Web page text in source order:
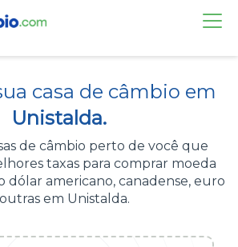
casa de câmbio em
Unistalda.
de câmbio perto de você que
taxas para comprar moeda
dólar americano, canadense, euro
em Unistalda.